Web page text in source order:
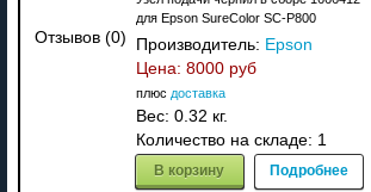
Отзывов (0)
для Epson SureColor SC-P800
Производитель: Epson
Цена: 8000 руб
плюс доставка
Вес: 0.32 кг.
Количество на складе: 1
В корзину Подробнее